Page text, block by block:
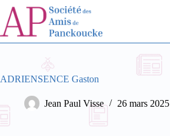
Passer
contenu
ADRIENSENCE Gaston
Jean Paul Visse 26 mars 2025